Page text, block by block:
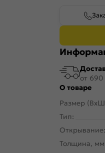
от 690
О товаре
Размер
Тип:
Открывание:
Толщина,